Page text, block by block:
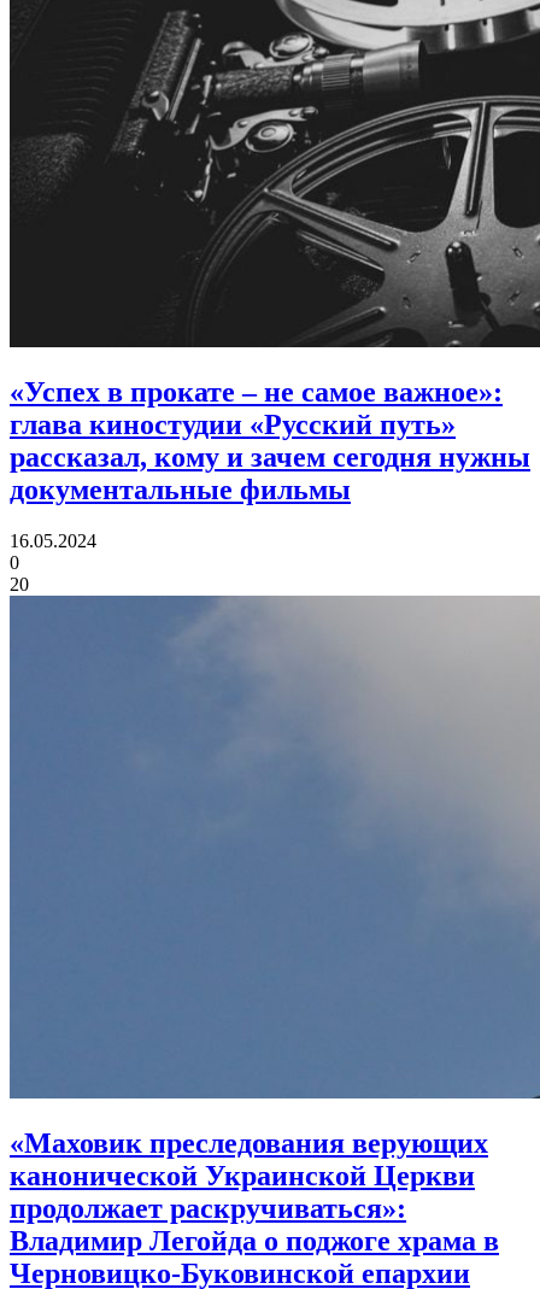
«Успех в прокате – не самое важное»:
глава киностудии «Русский путь»
рассказал, кому и зачем сегодня нужны
документальные фильмы
16.05.2024
0
20
«Маховик преследования верующих
канонической Украинской Церкви
продолжает раскручиваться»:
Владимир Легойда о поджоге храма в
Черновицко-Буковинской епархии